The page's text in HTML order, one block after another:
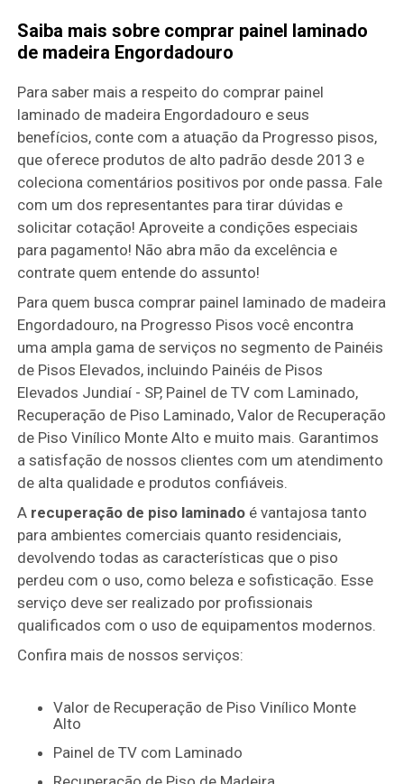
Saiba mais sobre comprar painel laminado
de madeira Engordadouro
Para saber mais a respeito do comprar painel
laminado de madeira Engordadouro e seus
benefícios, conte com a atuação da Progresso pisos,
que oferece produtos de alto padrão desde 2013 e
coleciona comentários positivos por onde passa. Fale
com um dos representantes para tirar dúvidas e
solicitar cotação! Aproveite a condições especiais
para pagamento! Não abra mão da excelência e
contrate quem entende do assunto!
Para quem busca comprar painel laminado de madeira
Engordadouro, na Progresso Pisos você encontra
uma ampla gama de serviços no segmento de Painéis
de Pisos Elevados, incluindo Painéis de Pisos
Elevados Jundiaí - SP, Painel de TV com Laminado,
Recuperação de Piso Laminado, Valor de Recuperação
de Piso Vinílico Monte Alto e muito mais. Garantimos
a satisfação de nossos clientes com um atendimento
de alta qualidade e produtos confiáveis.
A recuperação de piso laminado é vantajosa tanto
para ambientes comerciais quanto residenciais,
devolvendo todas as características que o piso
perdeu com o uso, como beleza e sofisticação. Esse
serviço deve ser realizado por profissionais
qualificados com o uso de equipamentos modernos.
Confira mais de nossos serviços:
Valor de Recuperação de Piso Vinílico Monte
Alto
Painel de TV com Laminado